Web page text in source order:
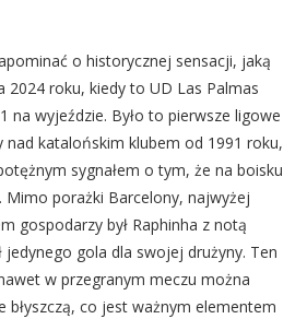
o historycznej sensacji, jaką
2024 roku, kiedy to UD Las Palmas
na wyjeździe. Było to pierwsze ligowe
nad katalońskim klubem od 1991 roku,
sygnałem o tym, że na boisku
porażki Barcelony, najwyżej
gospodarzy był Raphinha z notą
jedynego gola dla swojej drużyny. Ten
w przegranym meczu można
błyszczą, co jest ważnym elementem